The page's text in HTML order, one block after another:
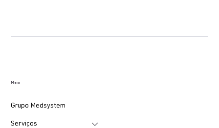
Menu
Grupo Medsystem
Serviços